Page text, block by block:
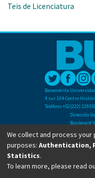
Teis de Licenciatura
Benemérita
4 sur 104 Centro
Teléfono +52(222)
Dirección
Boulevard
Ciudad
C.P. 72570
Teléfono
We collect and process
purposes: Authentication,
Statistics.
To learn more, please read